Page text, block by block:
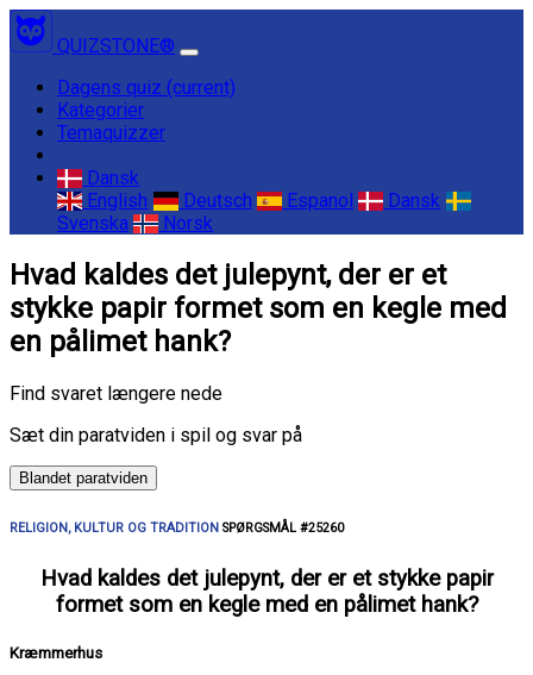
QUIZSTONE®
Dagens quiz (current)
Kategorier
Temaquizzer
Dansk
English
Deutsch Espanol
Dansk
Svenska
Norsk
Hvad kaldes det julepynt, der er et
stykke papir formet som en kegle med
en pålimet hank?
Find svaret længere nede
Sæt din paratviden i spil og svar på
Blandet paratviden
RELIGION, KULTUR OG TRADITION SPØRGSMÅL #25260
Hvad kaldes det julepynt, der er et stykke papir
formet som en kegle med en pålimet hank?
Kræmmerhus